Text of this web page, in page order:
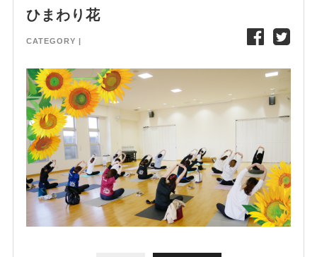
ひまわり花
CATEGORY |